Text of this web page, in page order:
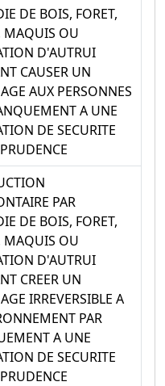
DE BOIS, FORET,
MAQUIS OU
D'AUTRUI
CAUSER UN
AUX PERSONNES
A UNE
DE SECURITE
PAR
DE BOIS, FORET,
MAQUIS OU
D'AUTRUI
CREER UN
IRREVERSIBLE A
PAR
A UNE
DE SECURITE